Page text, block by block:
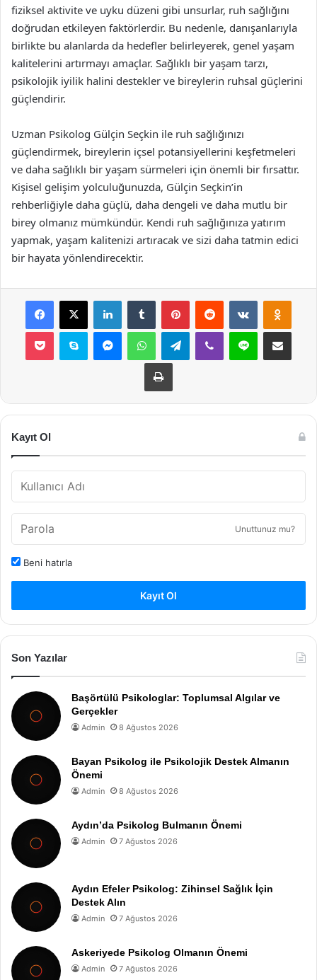
fiziksel aktivite ve uyku düzeni gibi unsurlar, ruh sağlığını
doğrudan etkileyen faktörlerdir. Bu nedenle, danışanlarıyla
birlikte bu alanlarda da hedefler belirleyerek, genel yaşam
kalitelerini artırmayı amaçlar. Sağlıklı bir yaşam tarzı,
psikolojik iyilik halini destekler ve bireylerin ruhsal güçlerini
güçlendirir.
Uzman Psikolog Gülçin Seçkin ile ruh sağlığınızı
güçlendirmek, bireylerin içsel potansiyellerini keşfetmeleri
ve daha sağlıklı bir yaşam sürmeleri için önemli bir fırsattır.
Kişisel gelişim yolculuğunuzda, Gülçin Seçkin’in
rehberliğiyle daha güçlü, daha dengeli ve daha mutlu bir
birey olmanız mümkündür. Kendi ruh sağlığınıza yatırım
yapmak, yaşam kalitenizi artıracak ve sizi daha tatmin edici
bir hayata yönlendirecektir.
Facebook
X LinkedInTumblr PinterestReddit VKontakte
Pocket Skype MessengerWhatsAppTelegramViber Line E-Posta ile
Yazdır
Kayıt Ol
Unuttunuz mu?
Beni hatırla
Kayıt Ol
Son Yazılar
Başörtülü Psikologlar: Toplumsal Algılar ve
Gerçekler
Admin 8 Ağustos 2026
Bayan Psikolog ile Psikolojik Destek Almanın
Önemi
Admin 8 Ağustos 2026
Aydın’da Psikolog Bulmanın Önemi
Admin 7 Ağustos 2026
Aydın Efeler Psikolog: Zihinsel Sağlık İçin
Destek Alın
Admin 7 Ağustos 2026
Askeriyede Psikolog Olmanın Önemi
Admin 7 Ağustos 2026